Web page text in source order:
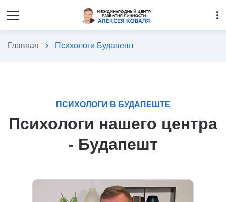
more_vert
Главная chevron_right Психологи Будапешт
ПСИХОЛОГИ В БУДАПЕШТЕ
Психологи нашего центра
- Будапешт